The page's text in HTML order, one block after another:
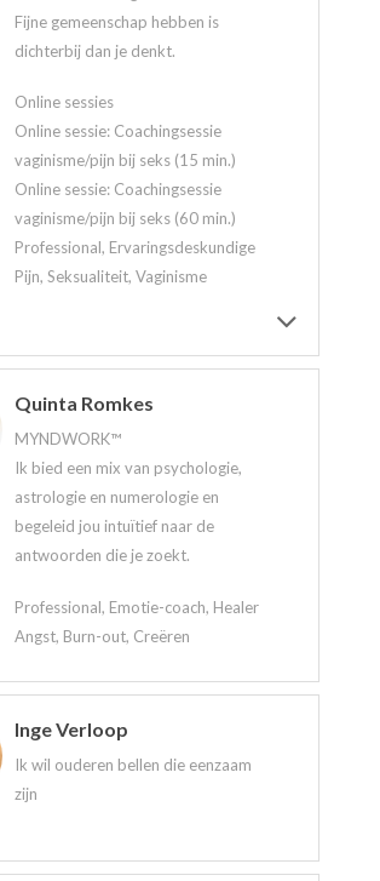
Fijne gemeenschap hebben is
dichterbij dan je denkt.
Online sessies
Online sessie: Coachingsessie
vaginisme/pijn bij seks (15 min.)
Online sessie: Coachingsessie
vaginisme/pijn bij seks (60 min.)
Professional, Ervaringsdeskundige
Pijn, Seksualiteit, Vaginisme
Quinta Romkes
MYNDWORK™
Ik bied een mix van psychologie,
astrologie en numerologie en
begeleid jou intuïtief naar de
antwoorden die je zoekt.
Professional, Emotie-coach, Healer
Angst, Burn-out, Creëren
Inge Verloop
Ik wil ouderen bellen die eenzaam
zijn